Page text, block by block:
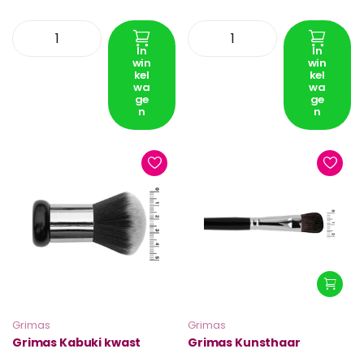
In
win
kel
wa
ge
n
In
win
kel
wa
ge
n
Grimas
Grimas Kabuki kwast
Grimas
Grimas Kunsthaar